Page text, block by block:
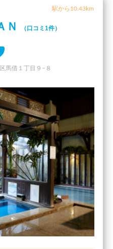
駅から10.43km
Ｎ （口コミ1件）
馬借１丁目９−８